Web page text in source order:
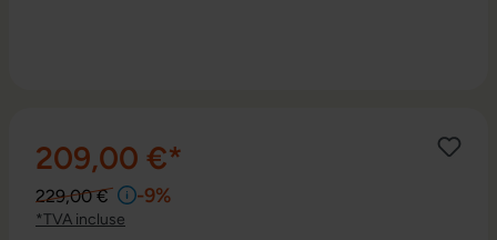
209,00 €*
229,00 € -9%
*TVA incluse